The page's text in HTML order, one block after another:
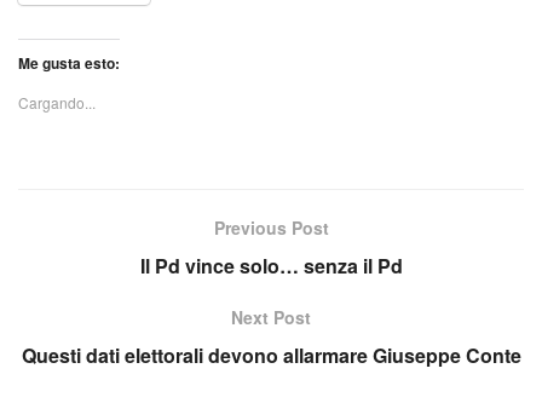
Me gusta esto:
Cargando...
Previous Post
Il Pd vince solo… senza il Pd
Next Post
Questi dati elettorali devono allarmare Giuseppe Conte